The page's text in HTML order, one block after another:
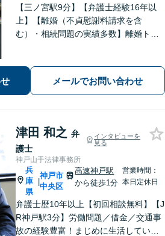
【三ノ宮駅9分】【弁護士経験16年以
上】【離婚（不貞慰謝料請求を含
む）・相続問題の実績多数】離婚トラ
く、依頼者が有利な条件で解決できる
対処法をご提案します。【初回相談無
メールでお問い合わせ
津田 和之 弁
護士
インタビューを
見る
神戸山手法律事務所
兵
庫
県
|
神戸市
中央区
高速神戸駅
から徒歩1分
営業時間：
本日定休日
弁護士歴10年以上【初回相談無料】【J
R神戸駅3分】労働問題／借金／交通事
故の経験豊富！まじめに生活している